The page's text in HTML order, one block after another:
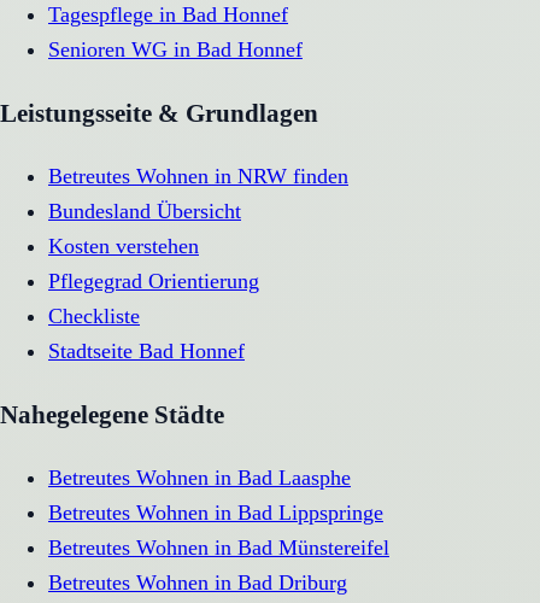
Tagespflege in Bad Honnef
Senioren WG in Bad Honnef
Leistungsseite & Grundlagen
Betreutes Wohnen in NRW finden
Bundesland Übersicht
Kosten verstehen
Pflegegrad Orientierung
Checkliste
Stadtseite Bad Honnef
Nahegelegene Städte
Betreutes Wohnen in Bad Laasphe
Betreutes Wohnen in Bad Lippspringe
Betreutes Wohnen in Bad Münstereifel
Betreutes Wohnen in Bad Driburg